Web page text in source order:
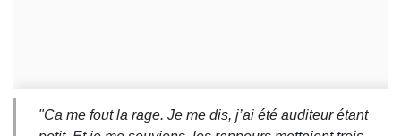
"Ca me fout la rage. Je me dis, j’ai été auditeur étant